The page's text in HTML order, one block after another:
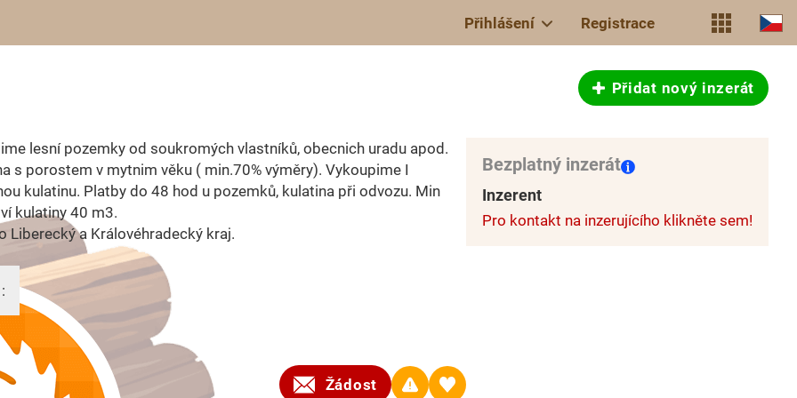
Přihlášení Registrace
Přidat nový inzerát
lesní pozemky od soukromých vlastníků, obecnich uradu apod.
s porostem v mytnim věku ( min.70% výměry). Vykoupime I
kulatinu. Platby do 48 hod u pozemků, kulatina při odvozu. Min
kulatiny 40 m3.
Liberecký a Královéhradecký kraj.
Žádost
Bezplatný inzerát
Inzerent
Pro kontakt na inzerujícího klikněte sem!